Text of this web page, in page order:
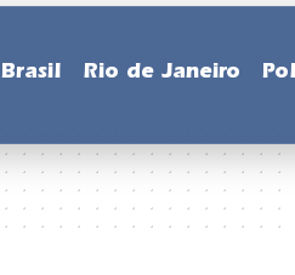
Brasil Rio de Janeiro